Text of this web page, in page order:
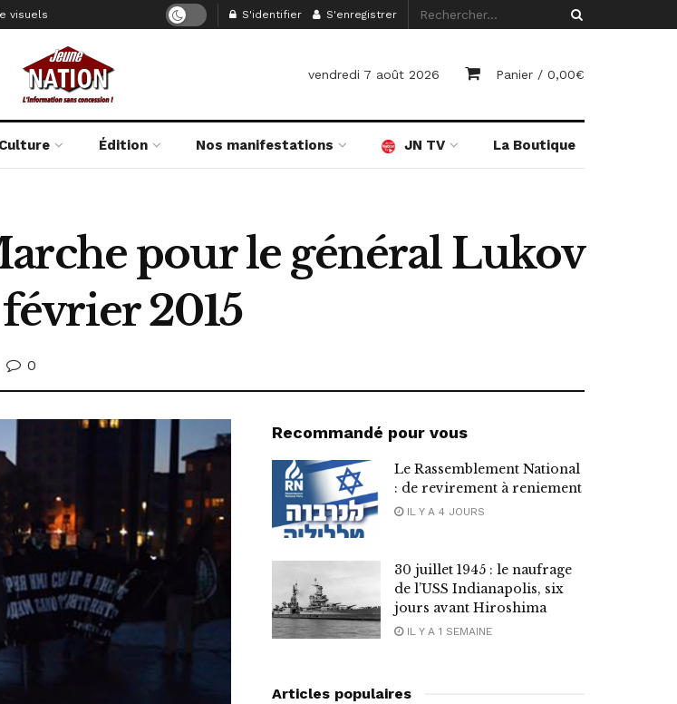
visuels S'identifier S'enregistrer
vendredi 7 août 2026 Panier / 0,00€
Culture Édition Nos manifestations JN TV La Boutique
pour le général Lukov
2015
0
Recommandé pour vous
Le Rassemblement National
: de revirement à reniement
IL Y A 4 JOURS
30 juillet 1945 : le naufrage
de l’USS Indianapolis, six
jours avant Hiroshima
IL Y A 1 SEMAINE
Articles populaires